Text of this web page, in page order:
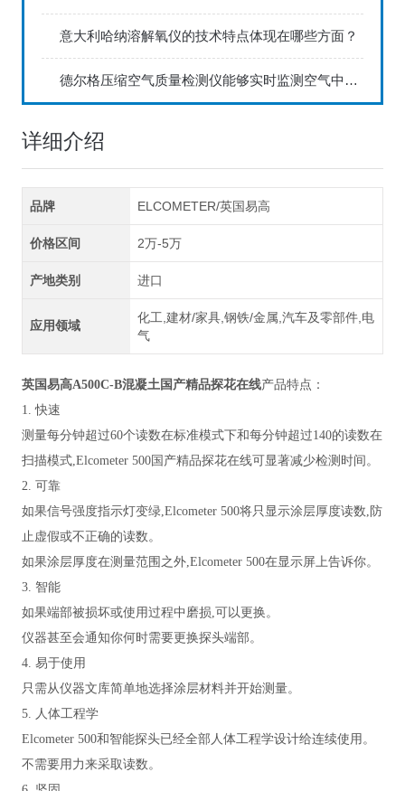
意大利哈纳溶解氧仪的技术特点体现在哪些方面？
德尔格压缩空气质量检测仪能够实时监测空气中的污染物浓度
详细介绍
品牌 ELCOMETER/英国易高
价格区间 2万-5万
产地类别 进口
应用领域
化工,建材/家具,钢铁/金属,汽车及零部件,电
气
英国易高A500C-B混凝土国产精品探花在线产品特点：
1. 快速
测量每分钟超过60个读数在标准模式下和每分钟超过140的读数在
扫描模式,Elcometer 500国产精品探花在线可显著减少检测时间。
2. 可靠
如果信号强度指示灯变绿,Elcometer 500将只显示涂层厚度读数,防
止虚假或不正确的读数。
如果涂层厚度在测量范围之外,Elcometer 500在显示屏上告诉你。
3. 智能
如果端部被损坏或使用过程中磨损,可以更换。
仪器甚至会通知你何时需要更换探头端部。
4. 易于使用
只需从仪器文库简单地选择涂层材料并开始测量。
5. 人体工程学
Elcometer 500和智能探头已经全部人体工程学设计给连续使用。
不需要用力来采取读数。